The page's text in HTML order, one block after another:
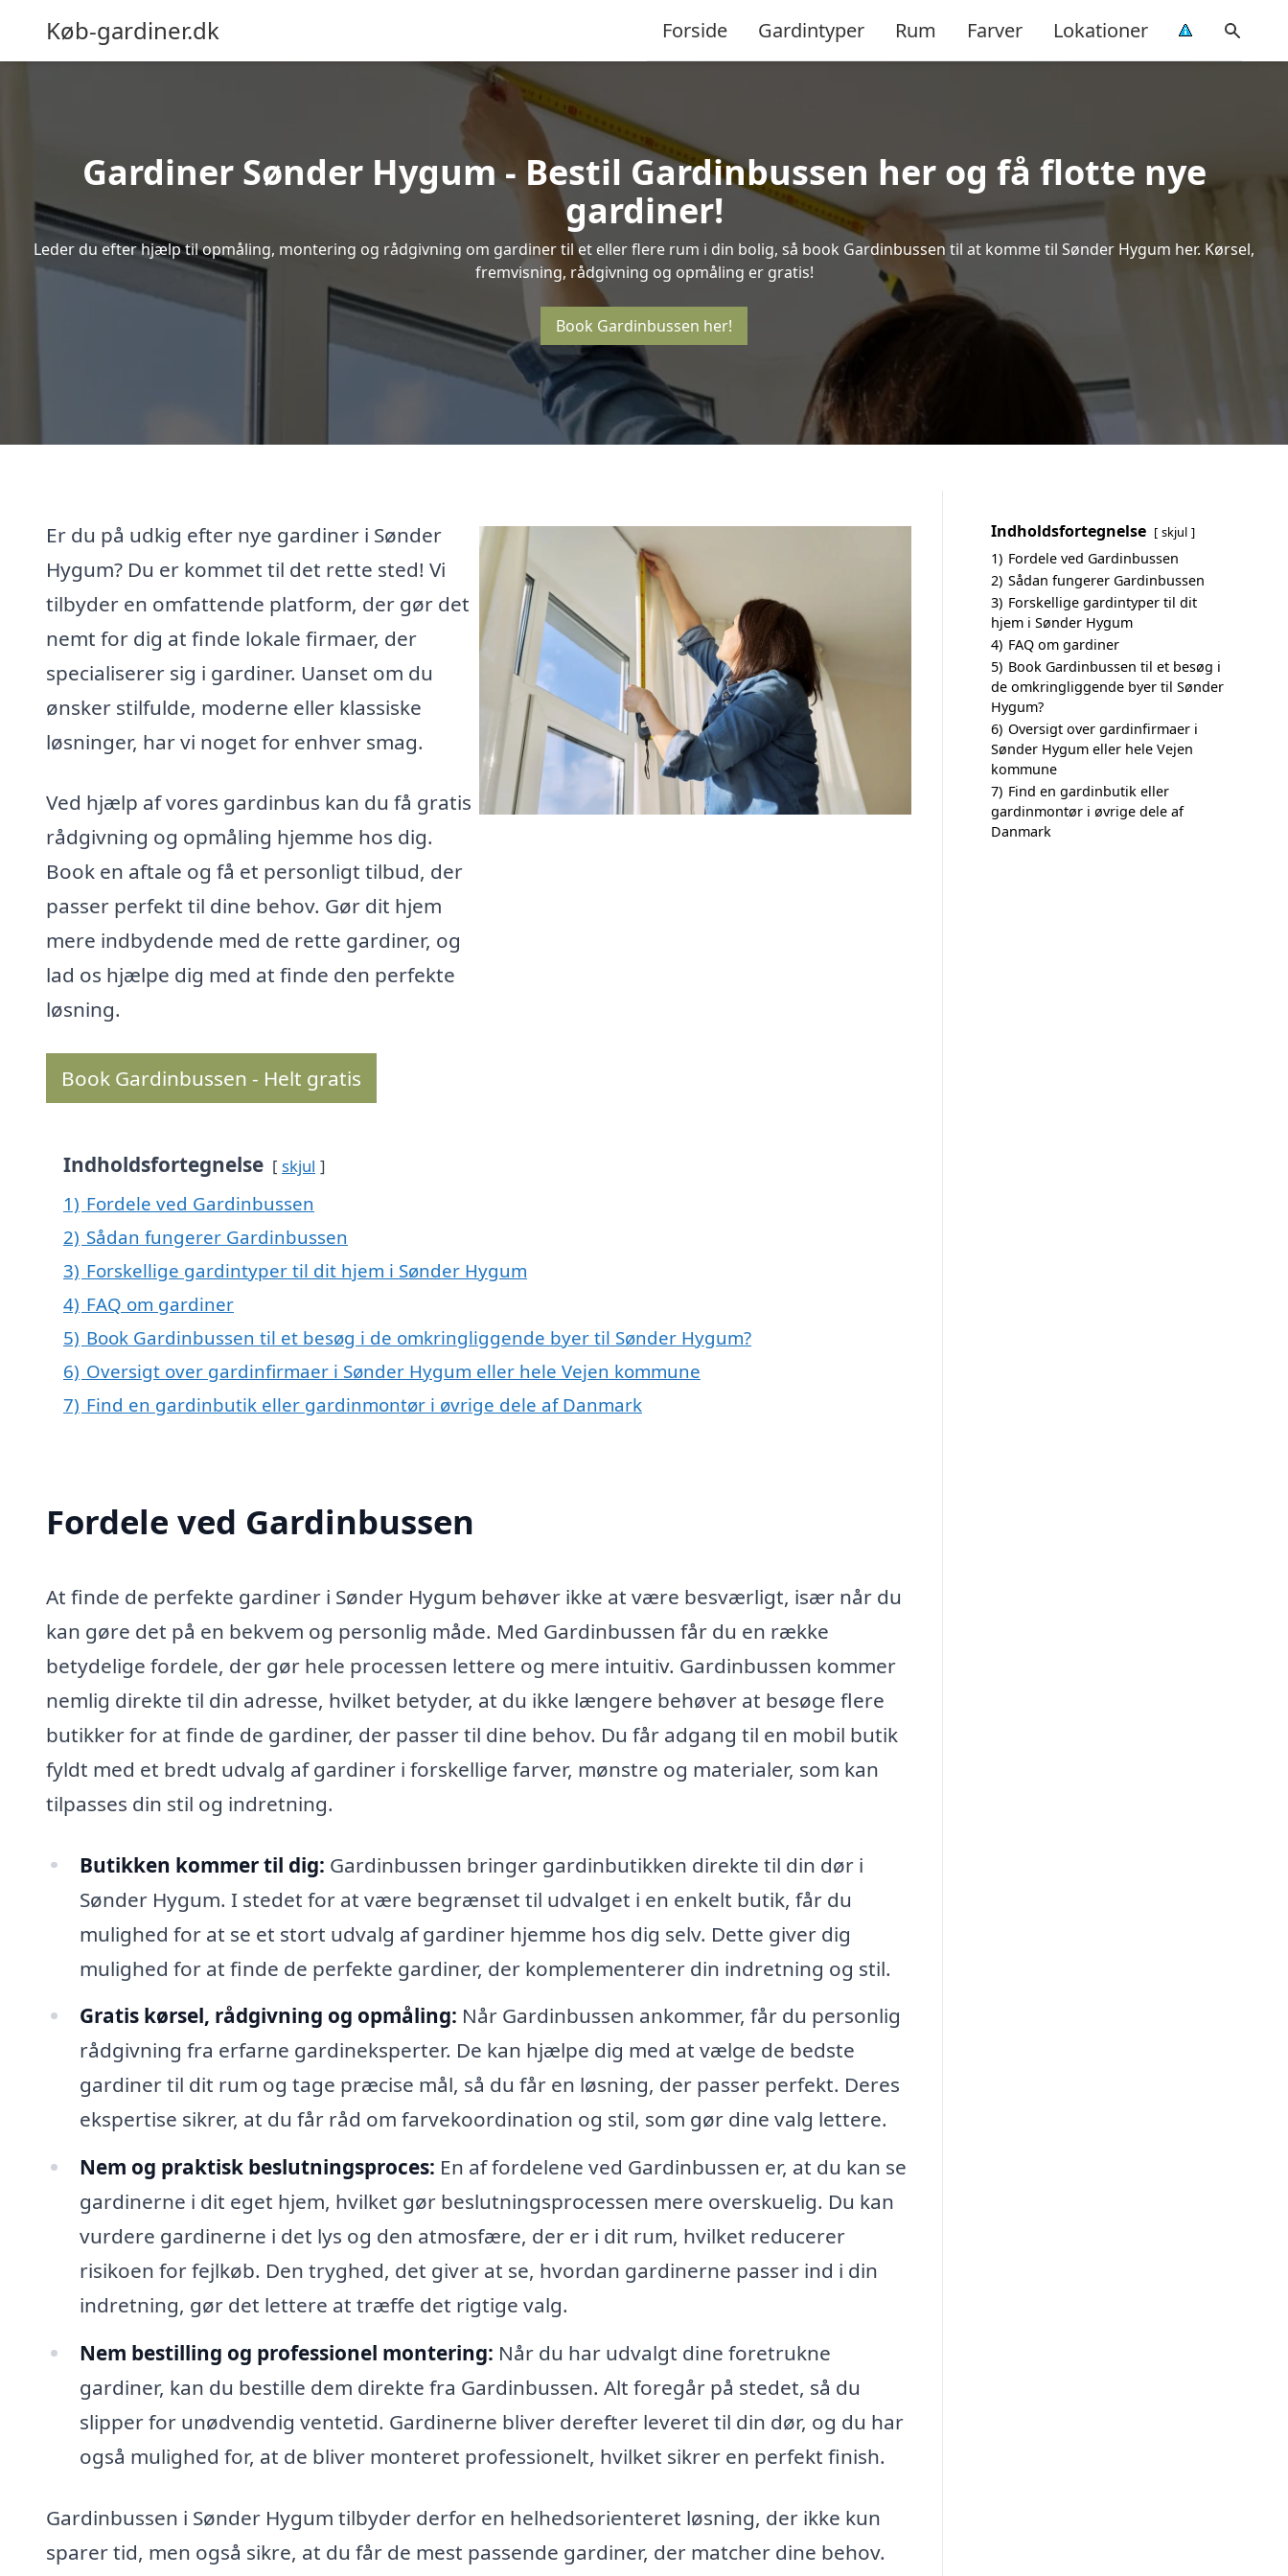
Køb-gardiner.dk Forside Gardintyper Rum Farver Lokationer
Gardiner Sønder Hygum - Bestil Gardinbussen her og få flotte nye
gardiner!
Leder du efter hjælp til opmåling, montering og rådgivning om gardiner til et eller flere rum i din bolig, så book Gardinbussen til at komme til Sønder Hygum her. Kørsel,
fremvisning, rådgivning og opmåling er gratis!
Book Gardinbussen her!
Er du på udkig efter nye gardiner i Sønder
Hygum? Du er kommet til det rette sted! Vi
tilbyder en omfattende platform, der gør det
nemt for dig at finde lokale firmaer, der
specialiserer sig i gardiner. Uanset om du
ønsker stilfulde, moderne eller klassiske
løsninger, har vi noget for enhver smag.
Ved hjælp af vores gardinbus kan du få gratis
rådgivning og opmåling hjemme hos dig.
Book en aftale og få et personligt tilbud, der
passer perfekt til dine behov. Gør dit hjem
mere indbydende med de rette gardiner, og
lad os hjælpe dig med at finde den perfekte
løsning.
Book Gardinbussen - Helt gratis
Indholdsfortegnelse skjul
1) Fordele ved Gardinbussen
2) Sådan fungerer Gardinbussen
3) Forskellige gardintyper til dit hjem i Sønder Hygum
4) FAQ om gardiner
5) Book Gardinbussen til et besøg i de omkringliggende byer til Sønder Hygum?
6) Oversigt over gardinfirmaer i Sønder Hygum eller hele Vejen kommune
7) Find en gardinbutik eller gardinmontør i øvrige dele af Danmark
Fordele ved Gardinbussen
At finde de perfekte gardiner i Sønder Hygum behøver ikke at være besværligt, især når du
kan gøre det på en bekvem og personlig måde. Med Gardinbussen får du en række
betydelige fordele, der gør hele processen lettere og mere intuitiv. Gardinbussen kommer
nemlig direkte til din adresse, hvilket betyder, at du ikke længere behøver at besøge flere
butikker for at finde de gardiner, der passer til dine behov. Du får adgang til en mobil butik
fyldt med et bredt udvalg af gardiner i forskellige farver, mønstre og materialer, som kan
tilpasses din stil og indretning.
Butikken kommer til dig: Gardinbussen bringer gardinbutikken direkte til din dør i
Sønder Hygum. I stedet for at være begrænset til udvalget i en enkelt butik, får du
mulighed for at se et stort udvalg af gardiner hjemme hos dig selv. Dette giver dig
mulighed for at finde de perfekte gardiner, der komplementerer din indretning og stil.
Gratis kørsel, rådgivning og opmåling: Når Gardinbussen ankommer, får du personlig
rådgivning fra erfarne gardineksperter. De kan hjælpe dig med at vælge de bedste
gardiner til dit rum og tage præcise mål, så du får en løsning, der passer perfekt. Deres
ekspertise sikrer, at du får råd om farvekoordination og stil, som gør dine valg lettere.
Nem og praktisk beslutningsproces: En af fordelene ved Gardinbussen er, at du kan se
gardinerne i dit eget hjem, hvilket gør beslutningsprocessen mere overskuelig. Du kan
vurdere gardinerne i det lys og den atmosfære, der er i dit rum, hvilket reducerer
risikoen for fejlkøb. Den tryghed, det giver at se, hvordan gardinerne passer ind i din
indretning, gør det lettere at træffe det rigtige valg.
Nem bestilling og professionel montering: Når du har udvalgt dine foretrukne
gardiner, kan du bestille dem direkte fra Gardinbussen. Alt foregår på stedet, så du
slipper for unødvendig ventetid. Gardinerne bliver derefter leveret til din dør, og du har
også mulighed for, at de bliver monteret professionelt, hvilket sikrer en perfekt finish.
Gardinbussen i Sønder Hygum tilbyder derfor en helhedsorienteret løsning, der ikke kun
sparer tid, men også sikre, at du får de mest passende gardiner, der matcher dine behov.
Indholdsfortegnelse skjul
1) Fordele ved Gardinbussen
2) Sådan fungerer Gardinbussen
3) Forskellige gardintyper til dit
hjem i Sønder Hygum
4) FAQ om gardiner
5) Book Gardinbussen til et besøg i
de omkringliggende byer til Sønder
Hygum?
6) Oversigt over gardinfirmaer i
Sønder Hygum eller hele Vejen
kommune
7) Find en gardinbutik eller
gardinmontør i øvrige dele af
Danmark